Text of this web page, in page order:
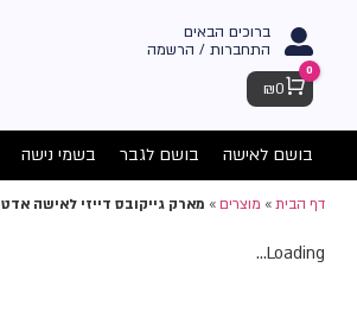
ברוכים הבאים
התחברות / הרשמה
Cart
0
₪0
בושם לאישה בושם לגבר בשמי נישה
דף הבית» מוצרים» מארק גייקובס דייזי לאישה אדט 100מל
Loading...